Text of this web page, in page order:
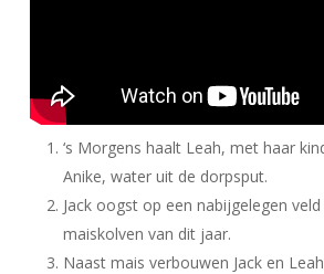
‘s Morgens haalt Leah, met haar
Anike, water uit de dorpsput.
Jack oogst op een nabijgelegen
maiskolven van dit jaar.
Naast mais verbouwen Jack en